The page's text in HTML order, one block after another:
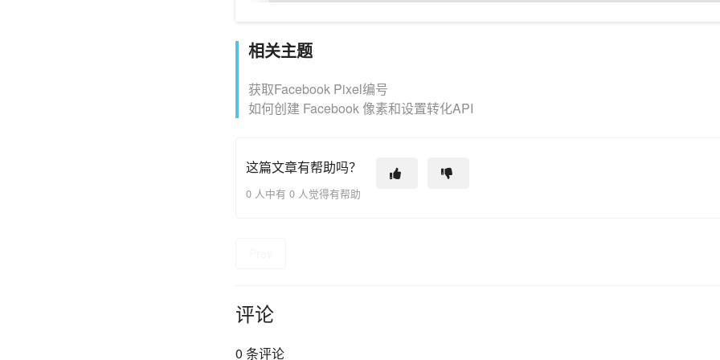
相关主题
获取Facebook Pixel编号
如何创建 Facebook 像素和设置转化API
这篇文章有帮助吗？
0 人中有 0 人觉得有帮助
评论
0 条评论